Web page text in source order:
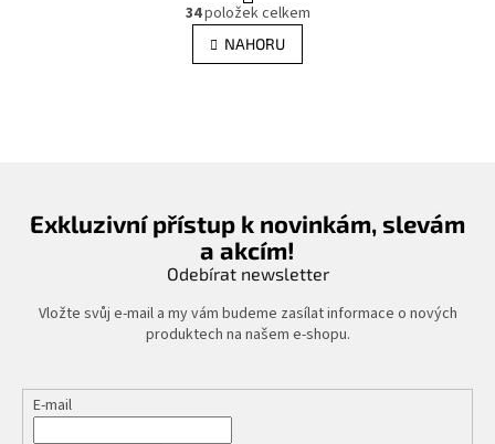
v
l
á
v
k
y
v
p
i
r
á
n
k
34položek celkem
NAHORU
Exkluzivní přístup k novinkám, slevám
a akcím!
Odebírat newsletter
Vložte svůj e-mail a my vám budeme zasílat informace o nových
produktech na našem e-shopu.
E-mail